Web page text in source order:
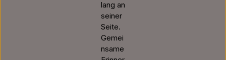
lang an
seiner
Seite.
Gemei
nsame